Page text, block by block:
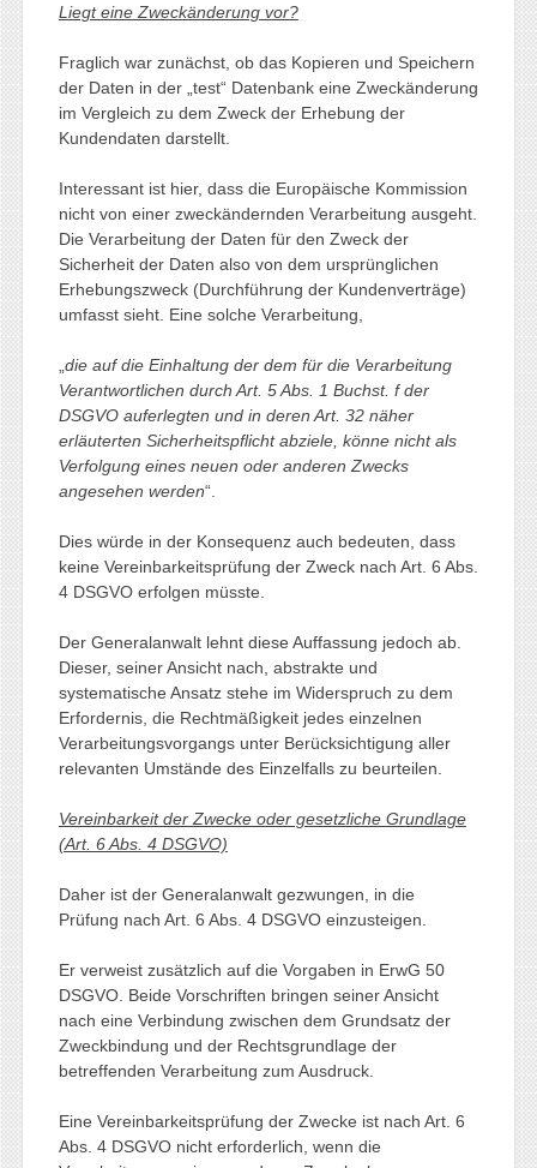
Liegt eine Zweckänderung vor?
Fraglich war zunächst, ob das Kopieren und Speichern
der Daten in der „test“ Datenbank eine Zweckänderung
im Vergleich zu dem Zweck der Erhebung der
Kundendaten darstellt.
Interessant ist hier, dass die Europäische Kommission
nicht von einer zweckändernden Verarbeitung ausgeht.
Die Verarbeitung der Daten für den Zweck der
Sicherheit der Daten also von dem ursprünglichen
Erhebungszweck (Durchführung der Kundenverträge)
umfasst sieht. Eine solche Verarbeitung,
die auf die Einhaltung der dem für die Verarbeitung
Verantwortlichen durch Art. 5 Abs. 1 Buchst. f der
DSGVO auferlegten und in deren Art. 32 näher
erläuterten Sicherheitspflicht abziele, könne nicht als
Verfolgung eines neuen oder anderen Zwecks
angesehen werden“.
Dies würde in der Konsequenz auch bedeuten, dass
keine Vereinbarkeitsprüfung der Zweck nach Art. 6 Abs.
4 DSGVO erfolgen müsste.
Der Generalanwalt lehnt diese Auffassung jedoch ab.
Dieser, seiner Ansicht nach, abstrakte und
systematische Ansatz stehe im Widerspruch zu dem
Erfordernis, die Rechtmäßigkeit jedes einzelnen
Verarbeitungsvorgangs unter Berücksichtigung aller
relevanten Umstände des Einzelfalls zu beurteilen.
Vereinbarkeit der Zwecke oder gesetzliche Grundlage
(Art. 6 Abs. 4 DSGVO)
Daher ist der Generalanwalt gezwungen, in die
Prüfung nach Art. 6 Abs. 4 DSGVO einzusteigen.
Er verweist zusätzlich auf die Vorgaben in ErwG 50
DSGVO. Beide Vorschriften bringen seiner Ansicht
nach eine Verbindung zwischen dem Grundsatz der
Zweckbindung und der Rechtsgrundlage der
betreffenden Verarbeitung zum Ausdruck.
Eine Vereinbarkeitsprüfung der Zwecke ist nach Art. 6
Abs. 4 DSGVO nicht erforderlich, wenn die